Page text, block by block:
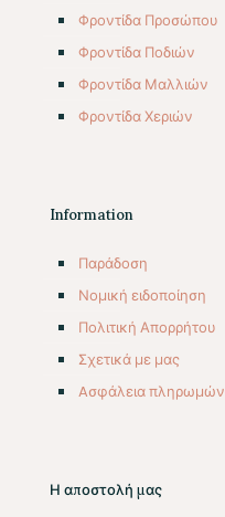
Φροντίδα Προσώπου
Φροντίδα Ποδιών
Φροντίδα Μαλλιών
Φροντίδα Χεριών
Information
Παράδοση
Νομική ειδοποίηση
Πολιτική Απορρήτου
Σχετικά με μας
Aσφάλεια πληρωμών
Η αποστολή μας